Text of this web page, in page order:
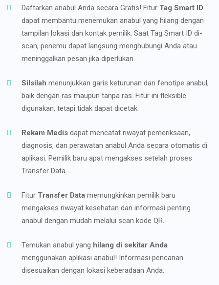
Daftarkan anabul Anda secara Gratis! Fitur Tag Smart ID
dapat membantu menemukan anabul yang hilang dengan
tampilan lokasi dan kontak pemilik. Saat Tag Smart ID di-
scan, penemu dapat langsung menghubungi Anda atau
meninggalkan pesan jika diperlukan.
Silsilah menunjukkan garis keturunan dan fenotipe anabul,
baik dengan ras maupun tanpa ras. Fitur ini fleksible
digunakan, tetapi tidak dapat dicetak.
Rekam Medis dapat mencatat riwayat pemeriksaan,
diagnosis, dan perawatan anabul Anda secara otomatis di
aplikasi. Pemilik baru apat mengakses setelah proses
Transfer Data
Fitur Transfer Data memungkinkan pemilik baru
mengakses riwayat kesehatan dan informasi penting
anabul dengan mudah melalui scan kode QR.
Temukan anabul yang hilang di sekitar Anda
menggunakan aplikasi anabul! Informasi pencarian
disesuaikan dengan lokasi keberadaan Anda.